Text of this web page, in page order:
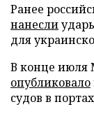
Ранее
нанесли
для
В конце июля
опубликовало
судов в